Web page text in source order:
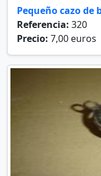
Pequeño cazo de
Referencia: 320
Precio: 7,00 euros